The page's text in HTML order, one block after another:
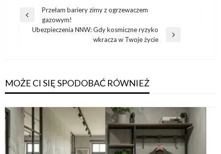
Nawigacja
wpisu
Poprzedni
wpis
Przełam bariery zimy z ogrzewaczem
gazowym!
Ubezpieczenia NNW: Gdy kosmiczne ryzyko
wkracza w Twoje życie
MOŻE CI SIĘ SPODOBAĆ RÓWNIEŻ